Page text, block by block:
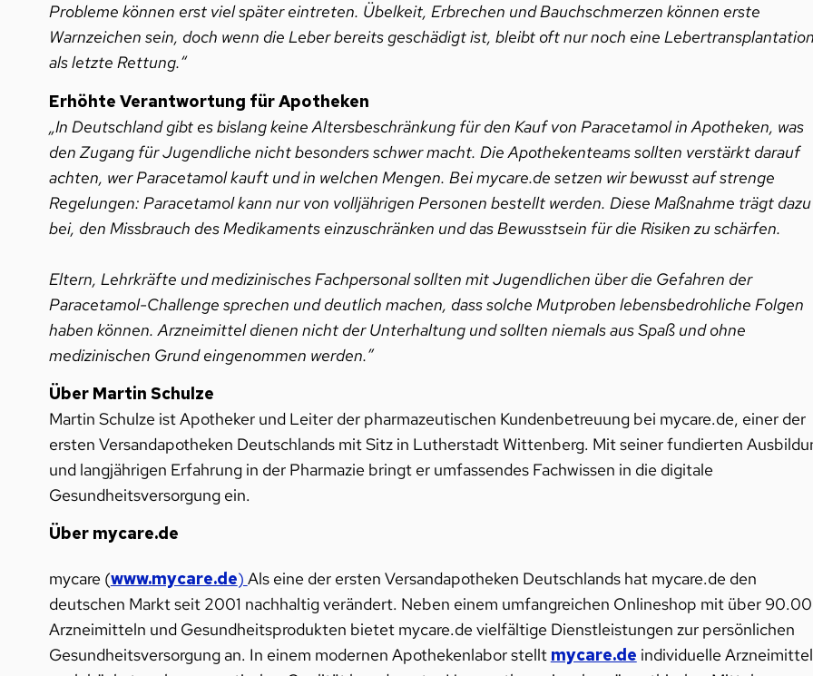
Probleme können erst viel später eintreten. Übelkeit, Erbrechen und Bauchschmerzen können erste
Warnzeichen sein, doch wenn die Leber bereits geschädigt ist, bleibt oft nur noch eine
als letzte Rettung.“
Erhöhte Verantwortung für Apotheken
„In Deutschland gibt es bislang keine Altersbeschränkung für den Kauf von Paracetamol in Apotheken, was
den Zugang für Jugendliche nicht besonders schwer macht. Die Apothekenteams sollten verstärkt darauf
achten, wer Paracetamol kauft und in welchen Mengen. Bei mycare.de setzen wir bewusst auf strenge
Regelungen: Paracetamol kann nur von volljährigen Personen bestellt werden. Diese Maßnahme trägt dazu
bei, den Missbrauch des Medikaments einzuschränken und das Bewusstsein für die Risiken zu schärfen.
Eltern, Lehrkräfte und medizinisches Fachpersonal sollten mit Jugendlichen über die Gefahren der
Paracetamol-Challenge sprechen und deutlich machen, dass solche Mutproben lebensbedrohliche Folgen
haben können. Arzneimittel dienen nicht der Unterhaltung und sollten niemals aus Spaß und ohne
medizinischen Grund eingenommen werden.”
Über Martin Schulze
Martin Schulze ist Apotheker und Leiter der pharmazeutischen Kundenbetreuung bei mycare.de, einer der
ersten Versandapotheken Deutschlands mit Sitz in Lutherstadt Wittenberg. Mit seiner fundierten
und langjährigen Erfahrung in der Pharmazie bringt er umfassendes Fachwissen in die digitale
Gesundheitsversorgung ein.
Über mycare.de
mycare (www.mycare.de) Als eine der ersten Versandapotheken Deutschlands hat mycare.de den
deutschen Markt seit 2001 nachhaltig verändert. Neben einem umfangreichen Onlineshop mit über
Arzneimitteln und Gesundheitsprodukten bietet mycare.de vielfältige Dienstleistungen zur persönlichen
Gesundheitsversorgung an. In einem modernen Apothekenlabor stellt mycare.de individuelle Arzneimittel